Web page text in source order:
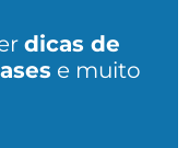
dicas de
e muito